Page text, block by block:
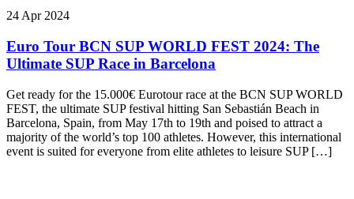
24 Apr 2024
Euro Tour BCN SUP WORLD FEST 2024: The
Ultimate SUP Race in Barcelona
Get ready for the 15.000€ Eurotour race at the BCN SUP WORLD
FEST, the ultimate SUP festival hitting San Sebastián Beach in
Barcelona, Spain, from May 17th to 19th and poised to attract a
majority of the world’s top 100 athletes. However, this international
event is suited for everyone from elite athletes to leisure SUP […]